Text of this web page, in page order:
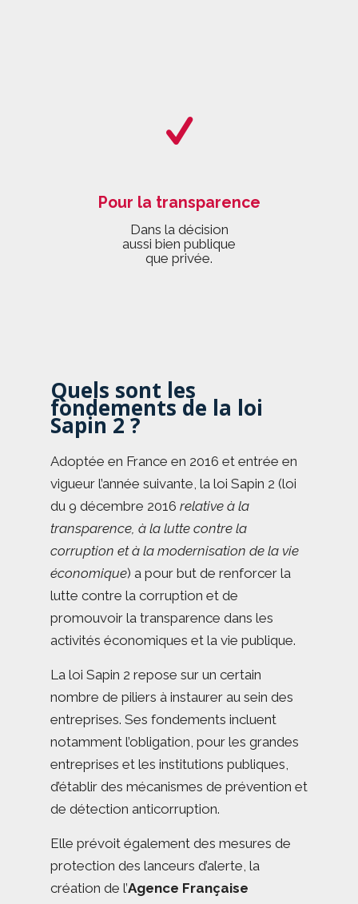
Pour la transparence
Dans la décision
aussi bien publique
que privée.
Quels sont les
fondements de la loi
Sapin 2 ?
Adoptée en France en 2016 et entrée en
vigueur l’année suivante, la loi Sapin 2 (loi
du 9 décembre 2016 relative à la
transparence, à la lutte contre la
corruption et à la modernisation de la vie
économique) a pour but de renforcer la
lutte contre la corruption et de
promouvoir la transparence dans les
activités économiques et la vie publique.
La loi Sapin 2 repose sur un certain
nombre de piliers à instaurer au sein des
entreprises. Ses fondements incluent
notamment l’obligation, pour les grandes
entreprises et les institutions publiques,
d’établir des mécanismes de prévention et
de détection anticorruption.
Elle prévoit également des mesures de
protection des lanceurs d’alerte, la
création de l’Agence Française